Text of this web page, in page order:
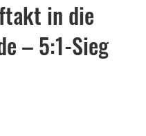
in die
– 5:1-Sieg